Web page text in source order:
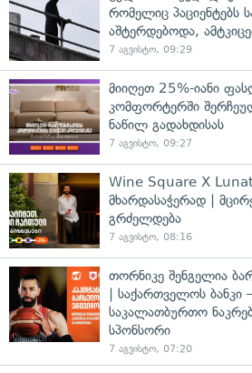
რომელიც პაციენტებს
აშტერდებოდა,
7 აგვისტო, 09:29
მიიღეთ 25%-იანი
კომფორტერში
ნაწილ გადახდისას
7 აგვისტო, 09:27
Wine Square X
მხარდასაჭერად |
გრძელდება
7 აგვისტო, 08:16
თორნიკე შენგელია
| საქართველოს
საკალათბურთო
სპონსორი
7 აგვისტო, 07:20